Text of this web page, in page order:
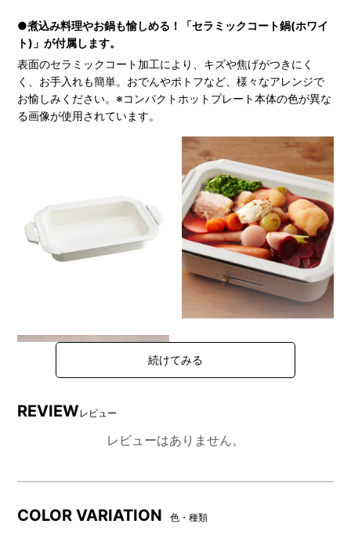
●煮込み料理やお鍋も愉しめる！「セラミックコート鍋(ホワイ
ト)」が付属します。
表面のセラミックコート加工により、キズや焦げがつきにく
く、お手入れも簡単。おでんやポトフなど、様々なアレンジで
お愉しみください。※コンパクトホットプレート本体の色が異な
る画像が使用されています。
REVIEWレビュー
レビューはありません。
COLOR VARIATION 色・種類